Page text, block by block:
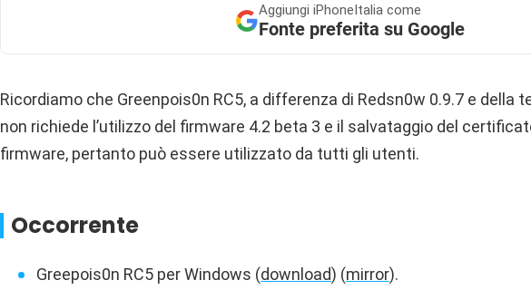
Aggiungi iPhoneItalia come
Fonte preferita su Google
Ricordiamo che Greenpois0n RC5, a differenza di Redsn0w 0.9.7 e della
non richiede l’utilizzo del firmware 4.2 beta 3 e il salvataggio del
firmware, pertanto può essere utilizzato da tutti gli utenti.
Occorrente
Greepois0n RC5 per Windows (download) (mirror).